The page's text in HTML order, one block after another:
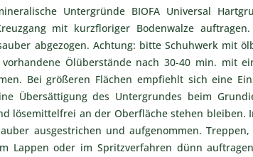
Untergründe BIOFA Universal
mit kurzfloriger Bodenwalze
abgezogen. Achtung: bitte Schuhwerk mit
vorhandene Ölüberstände nach 30-40 min. mit
Bei größeren Flächen empfiehlt sich eine
Übersättigung des Untergrundes beim
lösemittelfrei an der Oberfläche stehen bleiben.
ausgestrichen und aufgenommen.
Lappen oder im Spritzverfahren dünn